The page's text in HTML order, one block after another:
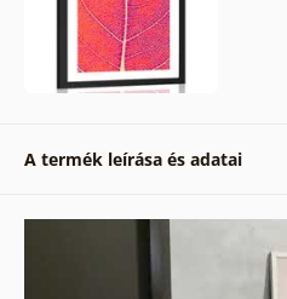
A termék leírása és adatai